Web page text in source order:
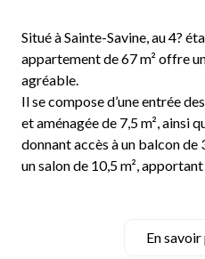
Situé à Sainte-Savine, au 4?
appartement de 67 m² offre
agréable.
Il se compose d’une entrée
et aménagée de 7,5 m², ainsi
donnant accès à un balcon de
un salon de 10,5 m²,
chacune, une salle d’eau de
En savoir